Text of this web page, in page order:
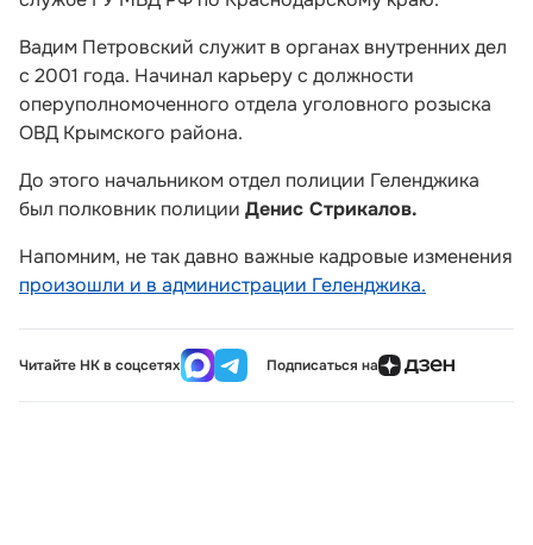
Вадим Петровский служит в органах внутренних дел
с 2001 года. Начинал карьеру с должности
оперуполномоченного отдела уголовного розыска
ОВД Крымского района.
До этого начальником отдел полиции Геленджика
был полковник полиции Денис Стрикалов.
Напомним, не так давно важные кадровые изменения
произошли и в администрации Геленджика.
Читайте НК в соцсетях Подписаться на